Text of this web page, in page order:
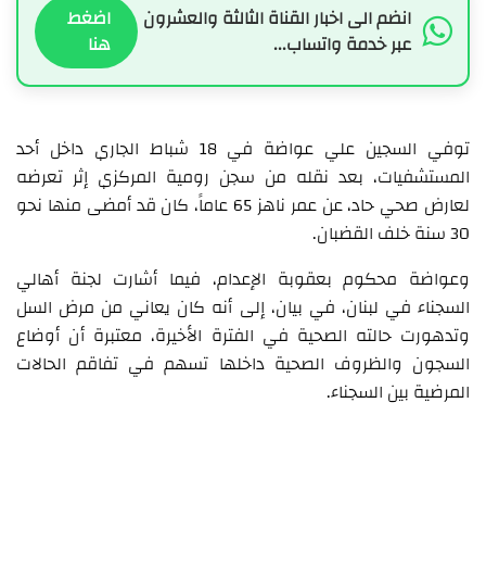
انضم الى اخبار القناة الثالثة والعشرون
عبر خدمة واتساب...
اضغط
هنا
توفي السجين علي عواضة في 18 شباط الجاري داخل أحد
المستشفيات، بعد نقله من سجن رومية المركزي إثر تعرضه
لعارض صحي حاد، عن عمر ناهز 65 عاماً، كان قد أمضى منها نحو
30 سنة خلف القضبان.
وعواضة محكوم بعقوبة الإعدام، فيما أشارت لجنة أهالي
السجناء في لبنان، في بيان، إلى أنه كان يعاني من مرض السل
وتدهورت حالته الصحية في الفترة الأخيرة، معتبرة أن أوضاع
السجون والظروف الصحية داخلها تسهم في تفاقم الحالات
المرضية بين السجناء.